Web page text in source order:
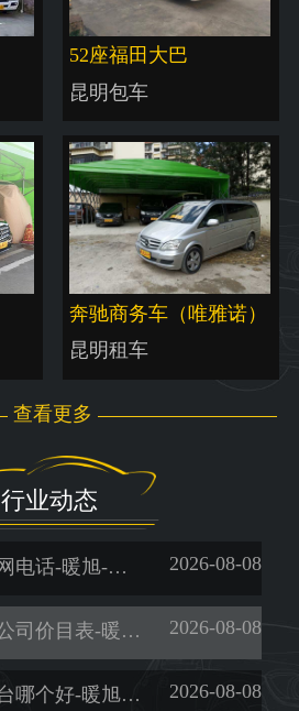
52座福田大巴
昆明包车
奔驰商务车（唯雅诺）
昆明租车
查看更多
行业动态
云南大客车租车网电话-暖旭-「昆明暑假租车」 2026-08-08
云南高铁站包车公司价目表-暖旭-「昆明暑期租车」 2026-08-08
云南本地租车平台哪个好-暖旭-「昆明豪车租车」 2026-08-08